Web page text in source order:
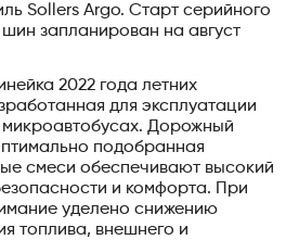
Sollers Argo. Cтарт серийного
запланирован на август
2022 года летних
для эксплуатации
микроавтобусах. Дорожный
подобранная
смеси обеспечивают высокий
и комфорта. При
уделено снижению
топлива, внешнего и